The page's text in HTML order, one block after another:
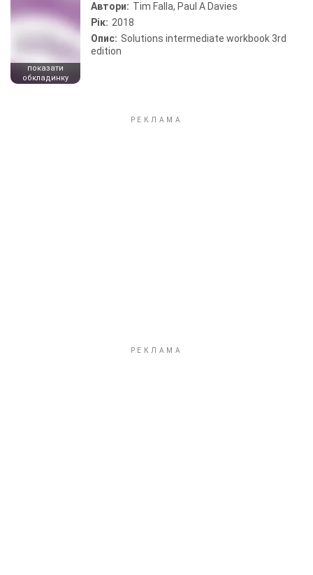
показати
обкладинку
Автори: Tim Falla, Paul A Davies
Рік: 2018
Опис: Solutions intermediate workbook 3rd
edition